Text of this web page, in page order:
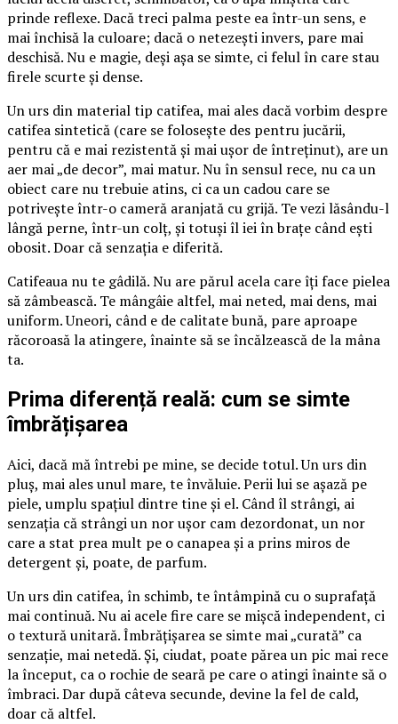
prinde reflexe. Dacă treci palma peste ea într-un sens, e
mai închisă la culoare; dacă o netezești invers, pare mai
deschisă. Nu e magie, deși așa se simte, ci felul în care stau
firele scurte și dense.
Un urs din material tip catifea, mai ales dacă vorbim despre
catifea sintetică (care se folosește des pentru jucării,
pentru că e mai rezistentă și mai ușor de întreținut), are un
aer mai „de decor”, mai matur. Nu în sensul rece, nu ca un
obiect care nu trebuie atins, ci ca un cadou care se
potrivește într-o cameră aranjată cu grijă. Te vezi lăsându-l
lângă perne, într-un colț, și totuși îl iei în brațe când ești
obosit. Doar că senzația e diferită.
Catifeaua nu te gâdilă. Nu are părul acela care îți face pielea
să zâmbească. Te mângâie altfel, mai neted, mai dens, mai
uniform. Uneori, când e de calitate bună, pare aproape
răcoroasă la atingere, înainte să se încălzească de la mâna
ta.
Prima diferență reală: cum se simte
îmbrățișarea
Aici, dacă mă întrebi pe mine, se decide totul. Un urs din
pluș, mai ales unul mare, te învăluie. Perii lui se așază pe
piele, umplu spațiul dintre tine și el. Când îl strângi, ai
senzația că strângi un nor ușor cam dezordonat, un nor
care a stat prea mult pe o canapea și a prins miros de
detergent și, poate, de parfum.
Un urs din catifea, în schimb, te întâmpină cu o suprafață
mai continuă. Nu ai acele fire care se mișcă independent, ci
o textură unitară. Îmbrățișarea se simte mai „curată” ca
senzație, mai netedă. Și, ciudat, poate părea un pic mai rece
la început, ca o rochie de seară pe care o atingi înainte să o
îmbraci. Dar după câteva secunde, devine la fel de cald,
doar că altfel.